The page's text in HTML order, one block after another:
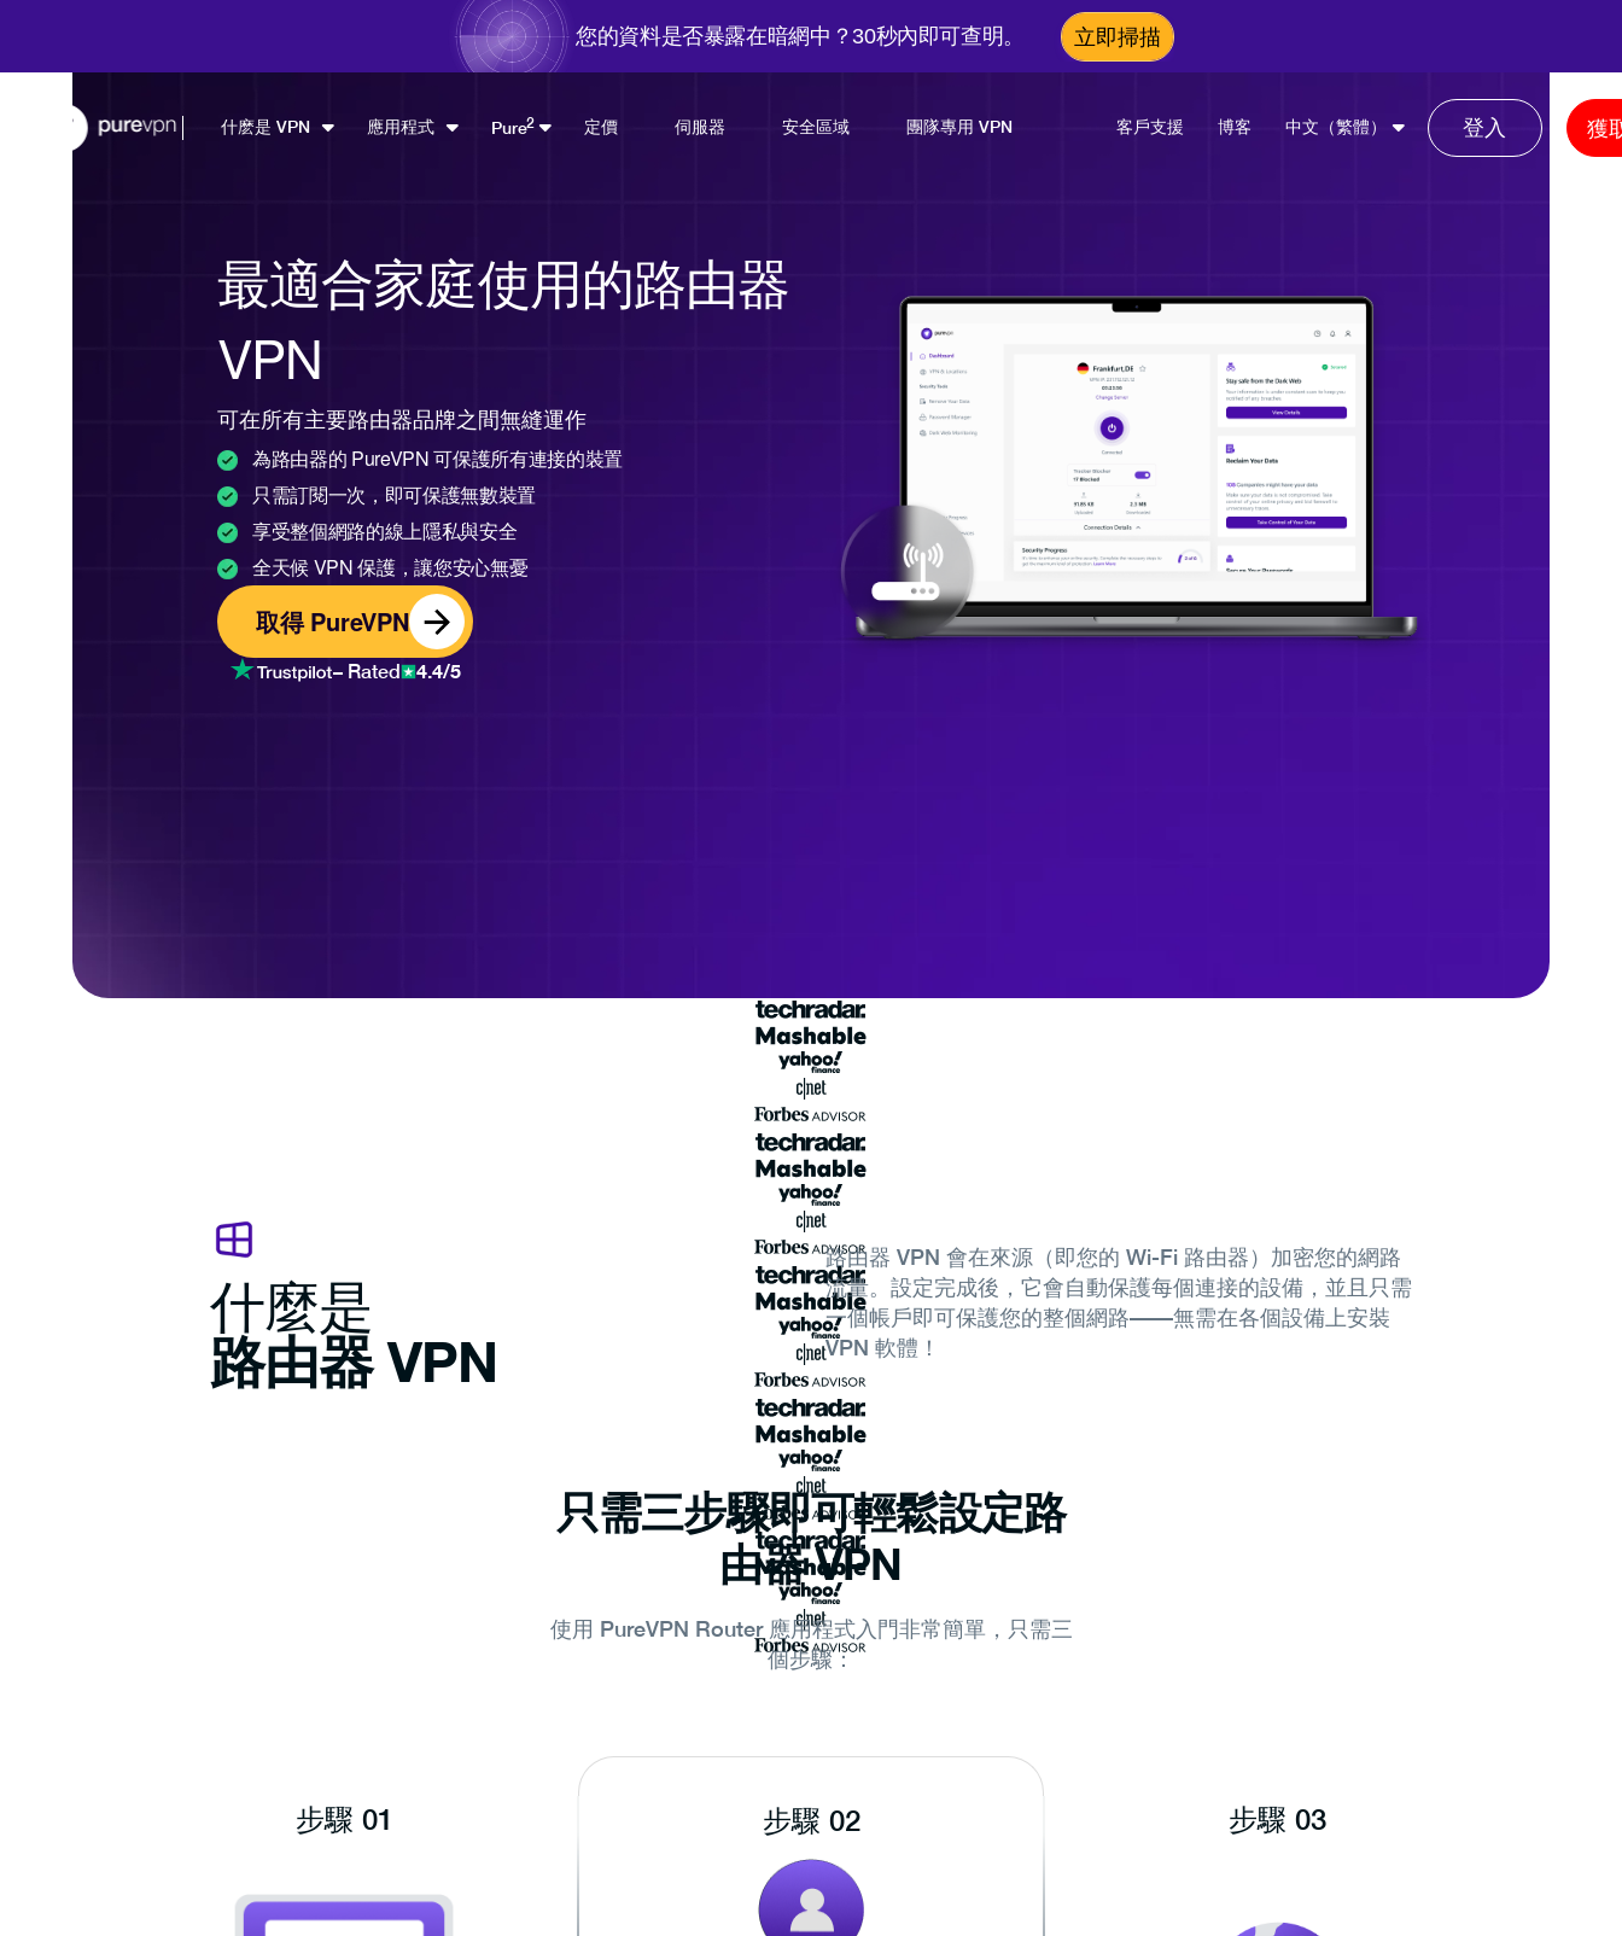
您的資料是否暴露在暗網中？30秒內即可查明。 立即掃描
什麽是 VPN 應用程式 Pure2 定價 伺服器 安全區域 團隊專用 VPN 客戶支援 博客 中文（繁體） 登入 獲
最適合家庭使用的路由器
VPN
可在所有主要路由器品牌之間無縫運作
為路由器的 PureVPN 可保護所有連接的裝置
只需訂閱一次，即可保護無數裝置
享受整個網路的線上隱私與安全
全天候 VPN 保護，讓您安心無憂
取得 PureVPN
– Rated 4.4/5
什麼是
路由器 VPN
路由器 VPN 會在來源（即您的 Wi-Fi 路由器）加密您的網路
流量。設定完成後，它會自動保護每個連接的設備，並且只需
一個帳戶即可保護您的整個網路——無需在各個設備上安裝
VPN 軟體！
只需三步驟即可輕鬆設定路
由器 VPN
使用 PureVPN Router 應用程式入門非常簡單，只需三
個步驟：
步驟 01 步驟 02 步驟 03